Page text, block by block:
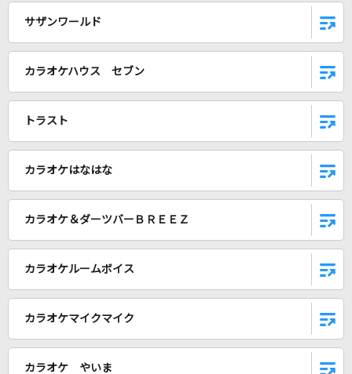
Heart of glass
城田優(U)
Five
嵐(アラシ)
[生音]TSUNAMI
サザンオールスターズ
[生音]カブトムシ
SAVE YOUR HEART
サザンワールド
カラオケハウス セブン
トラスト
カラオケはなはな
カラオケ＆ダーツバーＢＲＥＥＺ
カラオケルームボイス
カラオケマイクマイク
カラオケ やいま